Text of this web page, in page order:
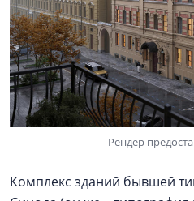
Рендер
Комплекс зданий бывшей